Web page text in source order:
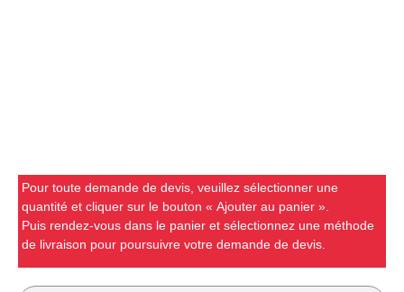
Pour toute demande de devis, veuillez sélectionner une
quantité et cliquer sur le bouton « Ajouter au panier ».
Puis rendez-vous dans le panier et sélectionnez une méthode
de livraison pour poursuivre votre demande de devis.